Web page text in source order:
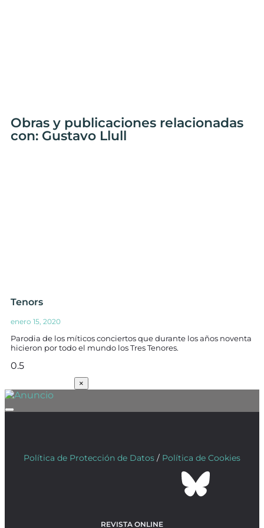
Obras y publicaciones relacionadas
con: Gustavo Llull
Tenors
enero 15, 2020
Parodia de los míticos conciertos que durante los años noventa
hicieron por todo el mundo los Tres Tenores.
×
Política de Protección de Datos / Política de Cookies
REVISTA ONLINE